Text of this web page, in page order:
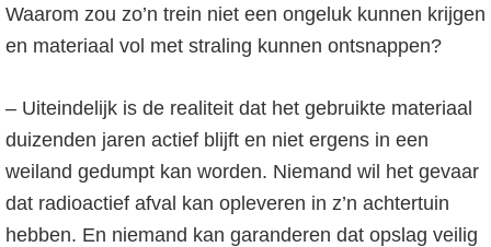
Waarom zou zo’n trein niet een ongeluk kunnen krijgen
en materiaal vol met straling kunnen ontsnappen?
– Uiteindelijk is de realiteit dat het gebruikte materiaal
duizenden jaren actief blijft en niet ergens in een
weiland gedumpt kan worden. Niemand wil het gevaar
dat radioactief afval kan opleveren in z’n achtertuin
hebben. En niemand kan garanderen dat opslag veilig